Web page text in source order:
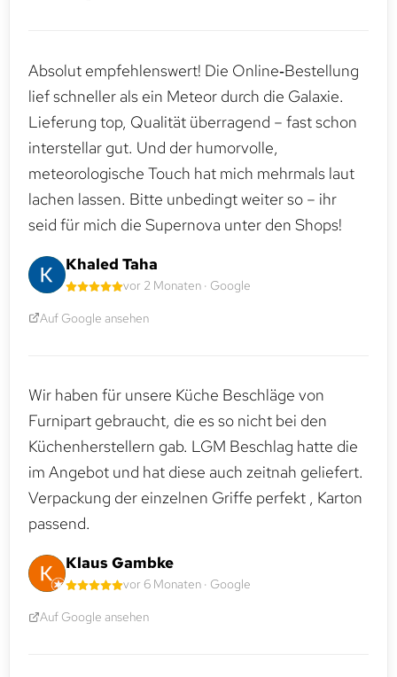
Absolut empfehlenswert! Die Online‑Bestellung
lief schneller als ein Meteor durch die Galaxie.
Lieferung top, Qualität überragend – fast schon
interstellar gut. Und der humorvolle,
meteorologische Touch hat mich mehrmals laut
lachen lassen. Bitte unbedingt weiter so – ihr
seid für mich die Supernova unter den Shops!
Khaled Taha
vor 2 Monaten · Google
Auf Google ansehen
Wir haben für unsere Küche Beschläge von
Furnipart gebraucht, die es so nicht bei den
Küchenherstellern gab. LGM Beschlag hatte die
im Angebot und hat diese auch zeitnah geliefert.
Verpackung der einzelnen Griffe perfekt , Karton
passend.
Klaus Gambke
vor 6 Monaten · Google
Auf Google ansehen